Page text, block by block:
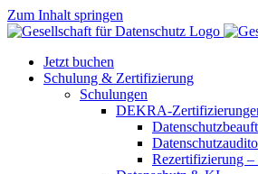
Zum Inhalt springen
Jetzt buchen
Schulung & Zertifizierung
Schulungen
DEKRA-
Rezertifizierung